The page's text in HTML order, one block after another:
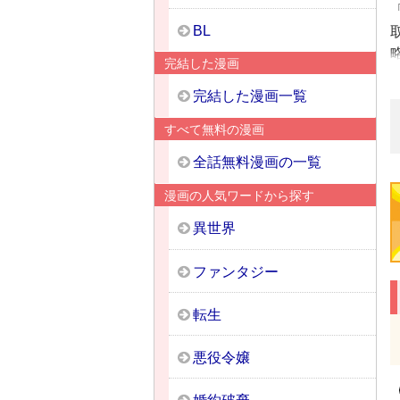
BL
完結した漫画
完結した漫画一覧
すべて無料の漫画
全話無料漫画の一覧
漫画の人気ワードから探す
異世界
ファンタジー
転生
悪役令嬢